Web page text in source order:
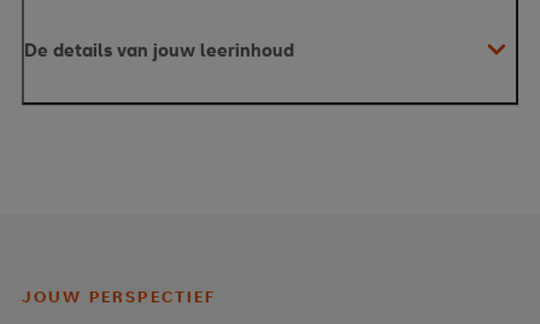
De details van jouw leerinhoud
Belangrijke thema’s:
JOUW PERSPECTIEF